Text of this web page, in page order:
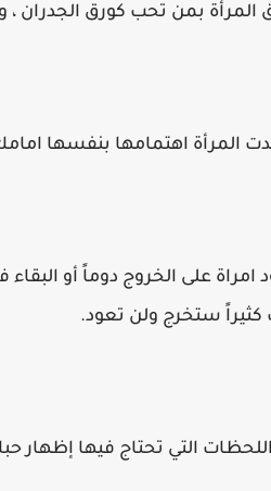
امراة على الخروج دوماً أو
كثيراً ستخرج ولن تعود.